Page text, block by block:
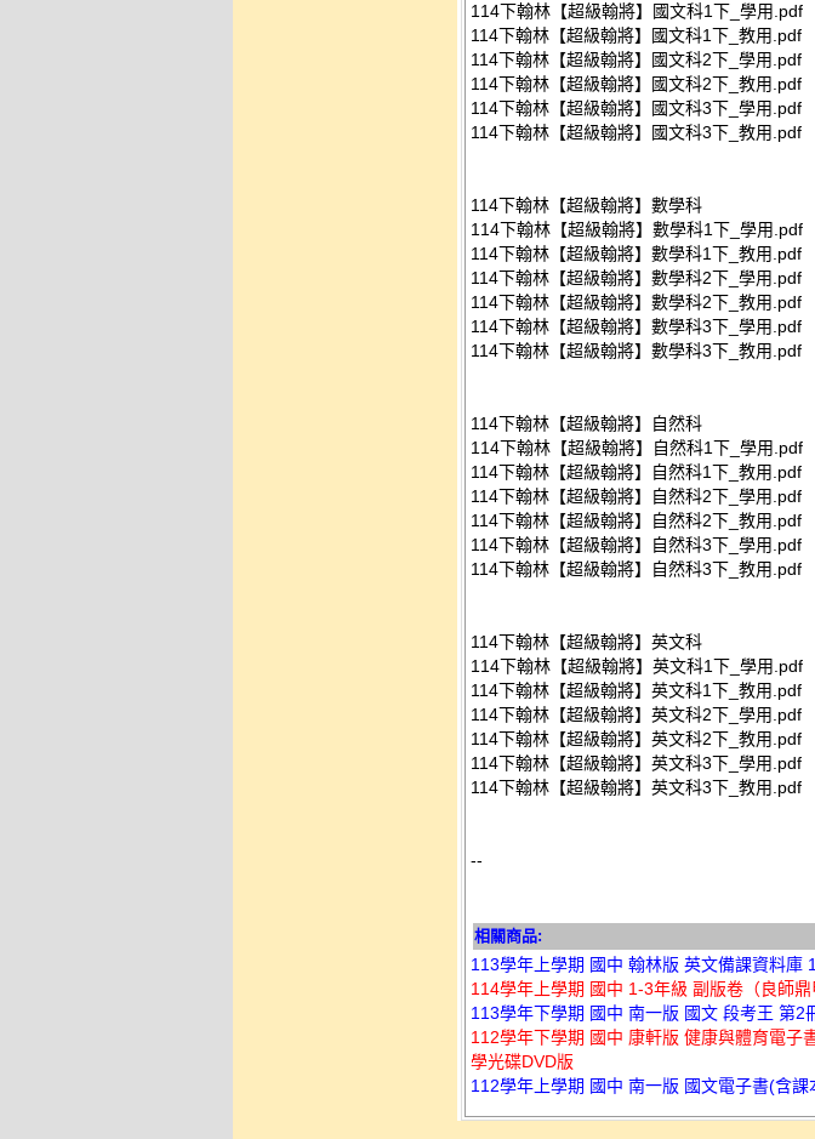
114下翰林【超級翰將】國文科1下_學用.pdf
114下翰林【超級翰將】國文科1下_教用.pdf
114下翰林【超級翰將】國文科2下_學用.pdf
114下翰林【超級翰將】國文科2下_教用.pdf
114下翰林【超級翰將】國文科3下_學用.pdf
114下翰林【超級翰將】國文科3下_教用.pdf
114下翰林【超級翰將】數學科
114下翰林【超級翰將】數學科1下_學用.pdf
114下翰林【超級翰將】數學科1下_教用.pdf
114下翰林【超級翰將】數學科2下_學用.pdf
114下翰林【超級翰將】數學科2下_教用.pdf
114下翰林【超級翰將】數學科3下_學用.pdf
114下翰林【超級翰將】數學科3下_教用.pdf
114下翰林【超級翰將】自然科
114下翰林【超級翰將】自然科1下_學用.pdf
114下翰林【超級翰將】自然科1下_教用.pdf
114下翰林【超級翰將】自然科2下_學用.pdf
114下翰林【超級翰將】自然科2下_教用.pdf
114下翰林【超級翰將】自然科3下_學用.pdf
114下翰林【超級翰將】自然科3下_教用.pdf
114下翰林【超級翰將】英文科
114下翰林【超級翰將】英文科1下_學用.pdf
114下翰林【超級翰將】英文科1下_教用.pdf
114下翰林【超級翰將】英文科2下_學用.pdf
114下翰林【超級翰將】英文科2下_教用.pdf
114下翰林【超級翰將】英文科3下_學用.pdf
114下翰林【超級翰將】英文科3下_教用.pdf
--
相關商品:
113學年上學期 國中 翰林版 英文備課資料庫
114學年上學期 國中 1-3年級 副版卷（良師
113學年下學期 國中 南一版 國文 段考王 第2
112學年下學期 國中 康軒版 健康與體育電子
學光碟DVD版
112學年上學期 國中 南一版 國文電子書(含